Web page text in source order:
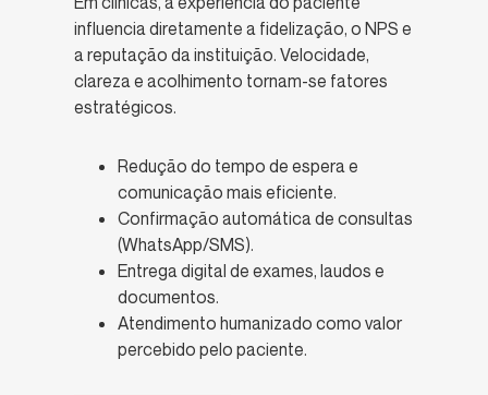
influencia diretamente a fidelização, o NPS e
a reputação da instituição. Velocidade,
clareza e acolhimento tornam-se fatores
estratégicos.
Redução do tempo de espera e
comunicação mais eficiente.
Confirmação automática de consultas
(WhatsApp/SMS).
Entrega digital de exames, laudos e
documentos.
Atendimento humanizado como valor
percebido pelo paciente.